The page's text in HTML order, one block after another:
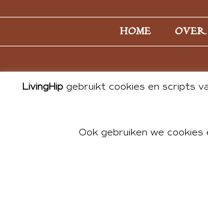
HOME OVER
© 2026 ALL
LivingHip gebruikt cookies en scripts
Ook gebruiken we